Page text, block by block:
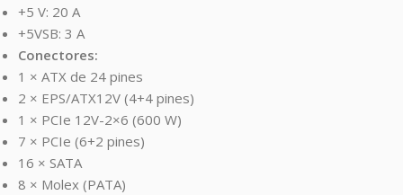
+5 V: 20 A
+5VSB: 3 A
Conectores:
1 × ATX de 24 pines
2 × EPS/ATX12V (4+4 pines)
1 × PCIe 12V-2×6 (600 W)
7 × PCIe (6+2 pines)
16 × SATA
8 × Molex (PATA)